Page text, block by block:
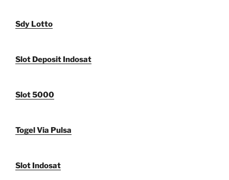
Sdy Lotto
Slot Deposit Indosat
Slot 5000
Togel Via Pulsa
Slot Indosat